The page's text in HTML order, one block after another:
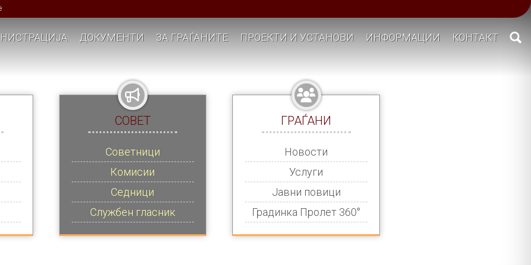
ДОКУМЕНТИ ЗА ГРАЃАНИТЕ ПРОЕКТИ И УСТАНОВИ ИНФОРМАЦИИ КОНТАКТ
СОВЕТ
Советници
Комисии
Седници
Службен гласник
ГРАЃАНИ
Новости
Услуги
Јавни повици
Градинка Пролет 360°